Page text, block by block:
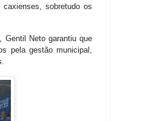
sobretudo os
Gentil Neto garantiu que
pela gestão municipal,